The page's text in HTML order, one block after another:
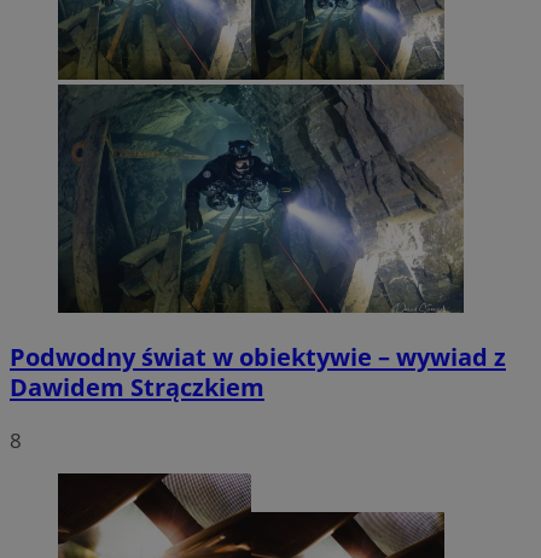
Podwodny świat w obiektywie – wywiad z
Dawidem Strączkiem
8